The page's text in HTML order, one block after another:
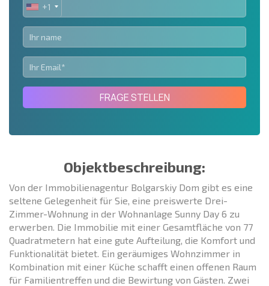
UNITED
STATES
+1
+1
FRAGE STELLEN
Objektbeschreibung:
Von der Immobilienagentur Bolgarskiy Dom gibt es eine
seltene Gelegenheit für Sie, eine preiswerte Drei-
Zimmer-Wohnung in der Wohnanlage Sunny Day 6 zu
erwerben. Die Immobilie mit einer Gesamtfläche von 77
Quadratmetern hat eine gute Aufteilung, die Komfort und
Funktionalität bietet. Ein geräumiges Wohnzimmer in
Kombination mit einer Küche schafft einen offenen Raum
für Familientreffen und die Bewirtung von Gästen. Zwei